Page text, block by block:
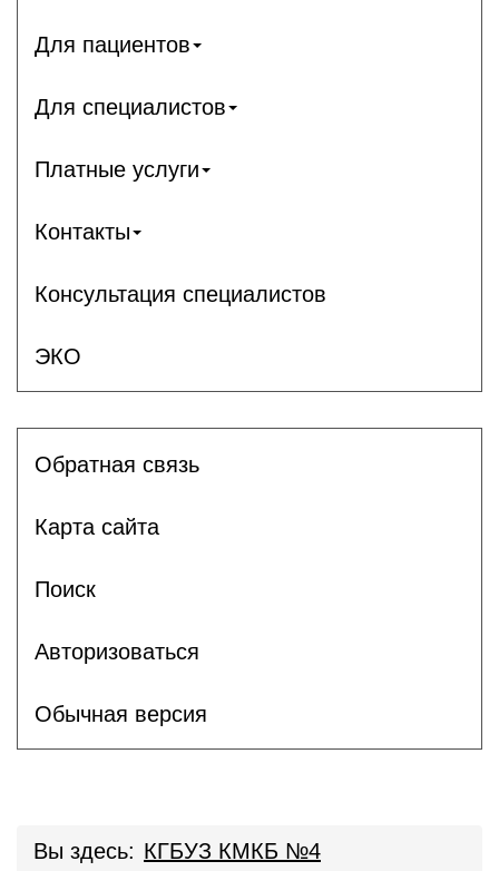
Для пациентов
Для специалистов
Платные услуги
Контакты
Консультация специалистов
ЭКО
Обратная связь
Карта сайта
Поиск
Авторизоваться
Обычная версия
Вы здесь: КГБУЗ КМКБ №4